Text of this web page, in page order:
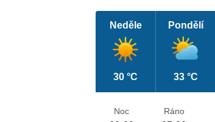
Neděle
30 °C
Pondělí
33 °C
Noc Ráno